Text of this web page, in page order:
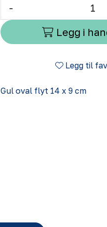
-
Legg i
Legg til
Gul oval flyt 14 x 9 cm